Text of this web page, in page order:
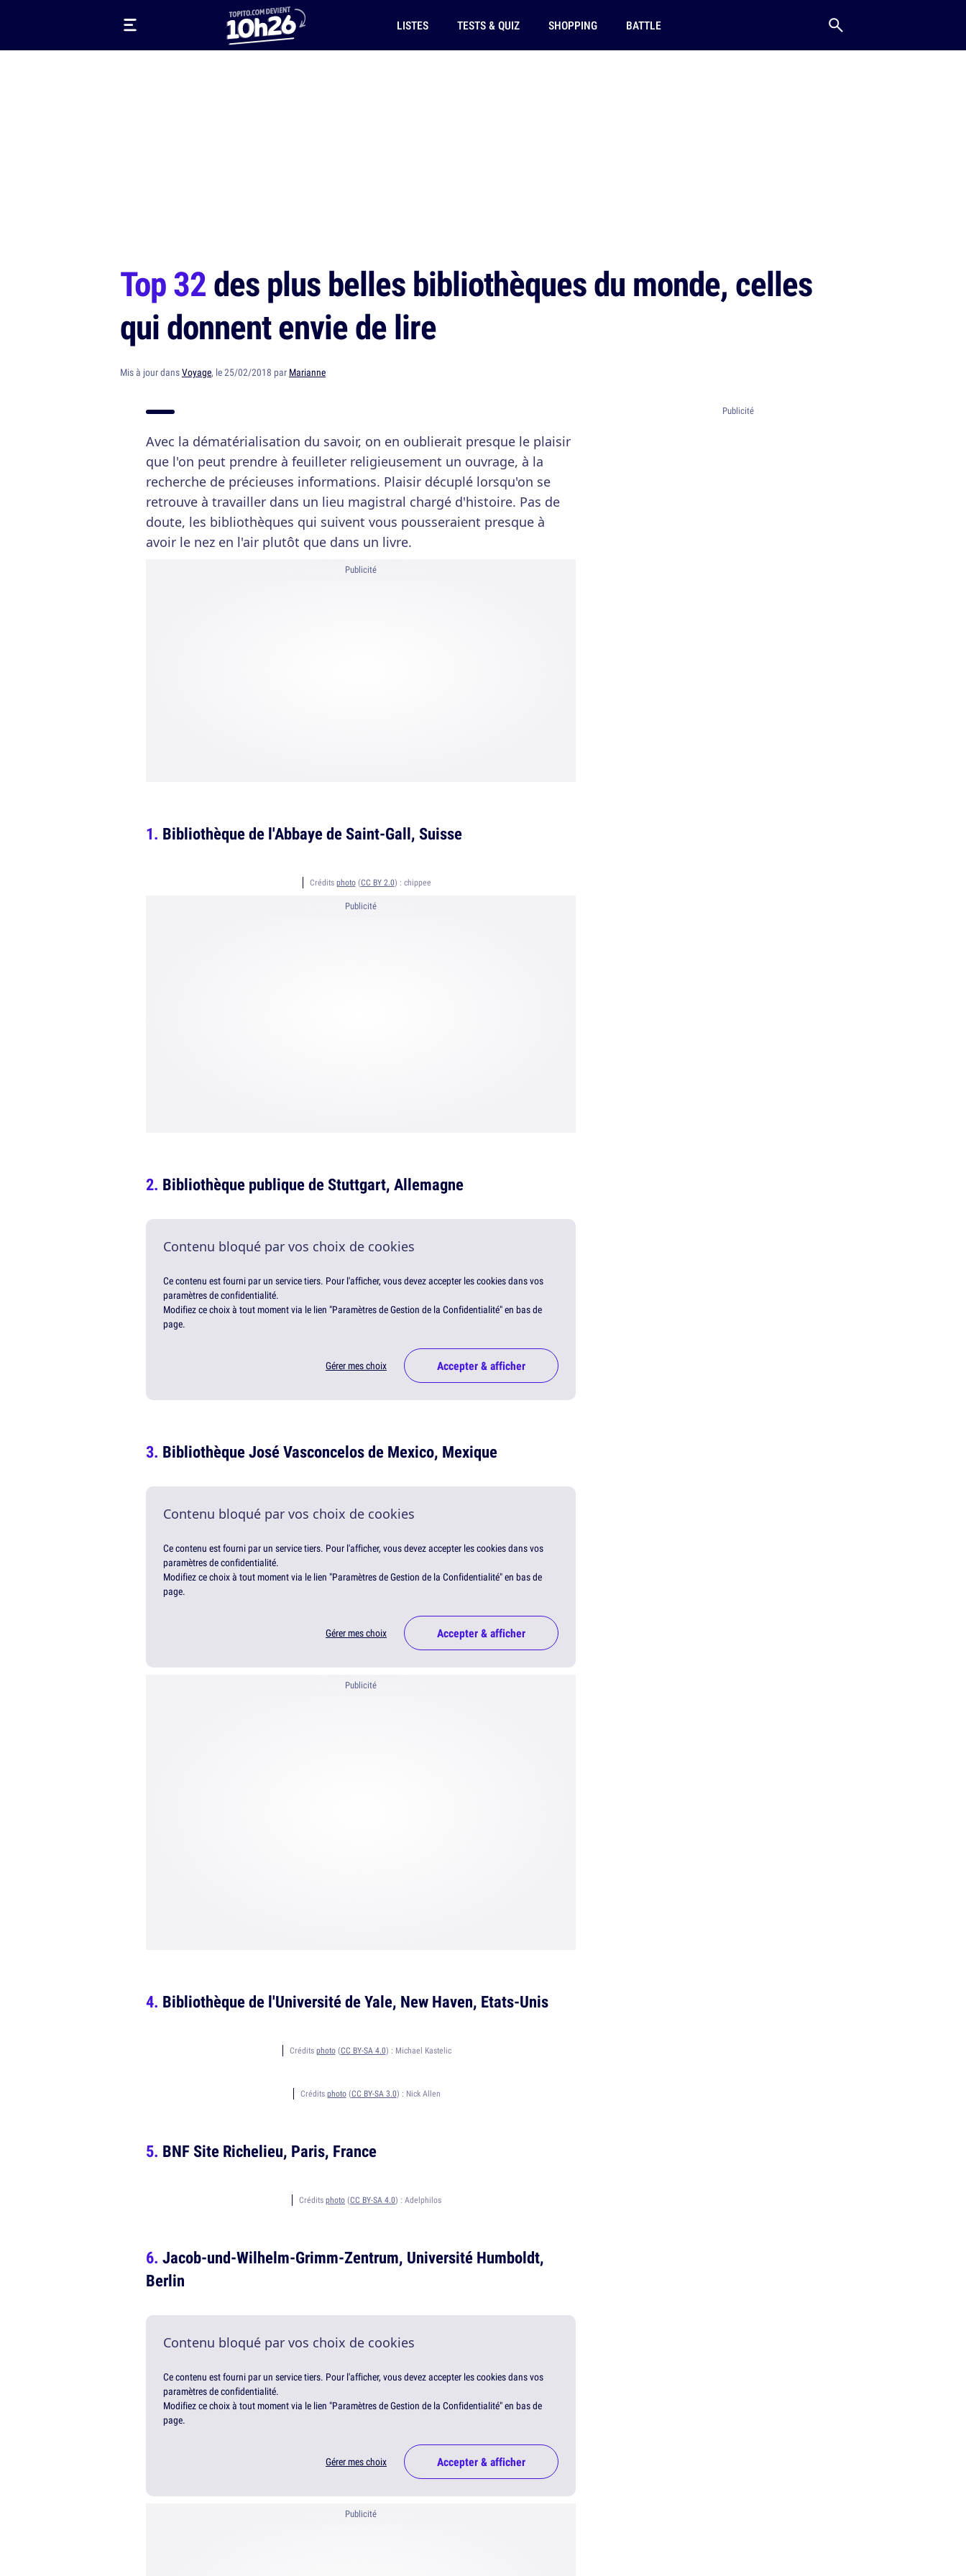
LISTES TESTS & QUIZ SHOPPING BATTLE
Top 32des plus belles bibliothèques du monde, celles
qui donnent envie de lire
Mis à jour dansVoyage, le 25/02/2018 par Marianne
Avec la dématérialisation du savoir, on en oublierait presque le plaisir
que l'on peut prendre à feuilleter religieusement un ouvrage, à la
recherche de précieuses informations. Plaisir décuplé lorsqu'on se
retrouve à travailler dans un lieu magistral chargé d'histoire. Pas de
doute, les bibliothèques qui suivent vous pousseraient presque à
avoir le nez en l'air plutôt que dans un livre.
Publicité
Bibliothèque de l'Abbaye de Saint-Gall, Suisse
Crédits photo(CC BY 2.0) : chippee
Publicité
Bibliothèque publique de Stuttgart, Allemagne
Contenu bloqué par vos choix de cookies
Ce contenu est fourni par un service tiers. Pour l'afficher, vous devez accepter les cookies dans vos
paramètres de confidentialité.
Modifiez ce choix à tout moment via le lien "Paramètres de Gestion de la Confidentialité" en bas de
page.
Gérer mes choix Accepter & afficher
Bibliothèque José Vasconcelos de Mexico, Mexique
Contenu bloqué par vos choix de cookies
Ce contenu est fourni par un service tiers. Pour l'afficher, vous devez accepter les cookies dans vos
paramètres de confidentialité.
Modifiez ce choix à tout moment via le lien "Paramètres de Gestion de la Confidentialité" en bas de
page.
Gérer mes choix Accepter & afficher
Publicité
Bibliothèque de l'Université de Yale, New Haven, Etats-Unis
Crédits photo(CC BY-SA 4.0) : Michael Kastelic
Crédits photo(CC BY-SA 3.0) : Nick Allen
BNF Site Richelieu, Paris, France
Crédits photo (CC BY-SA 4.0) : Adelphilos
Jacob-und-Wilhelm-Grimm-Zentrum, Université Humboldt,
Berlin
Contenu bloqué par vos choix de cookies
Ce contenu est fourni par un service tiers. Pour l'afficher, vous devez accepter les cookies dans vos
paramètres de confidentialité.
Modifiez ce choix à tout moment via le lien "Paramètres de Gestion de la Confidentialité" en bas de
page.
Gérer mes choix Accepter & afficher
Publicité